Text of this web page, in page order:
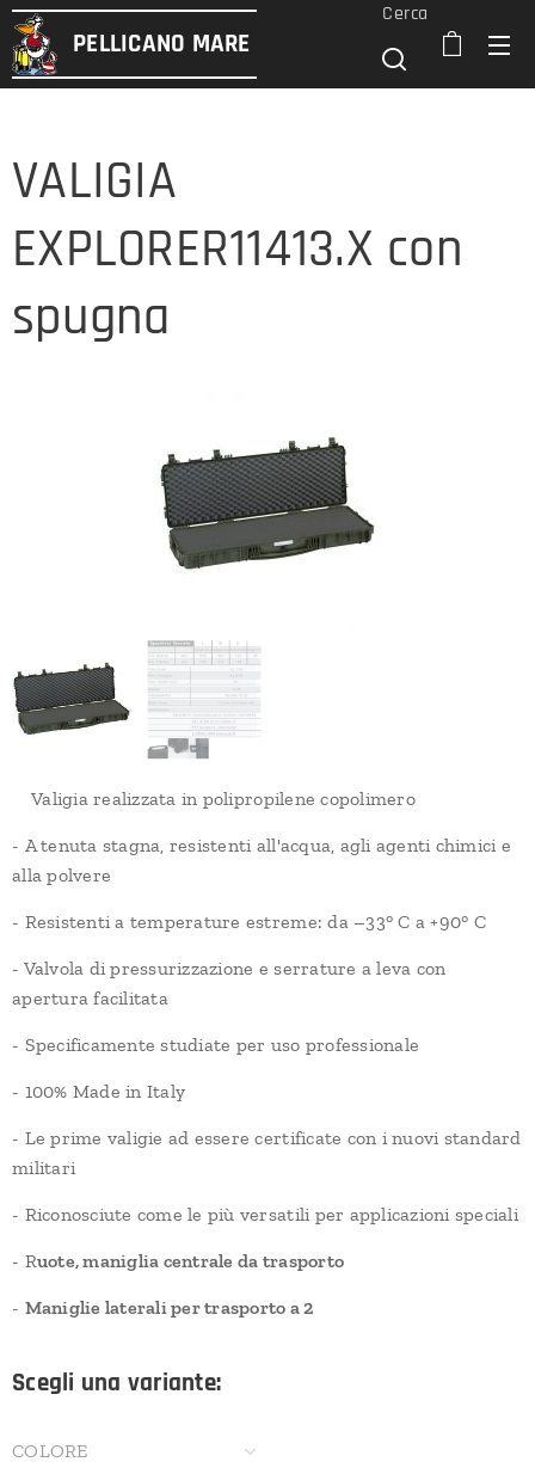
PELLICANO MARE
Cerca
VALIGIA
EXPLORER11413.X con
spugna
Valigia realizzata in polipropilene copolimero
- A tenuta stagna, resistenti all'acqua, agli agenti chimici e
alla polvere
- Resistenti a temperature estreme: da –33° C a +90° C
- Valvola di pressurizzazione e serrature a leva con
apertura facilitata
- Specificamente studiate per uso professionale
- 100% Made in Italy
- Le prime valigie ad essere certificate con i nuovi standard
militari
- Riconosciute come le più versatili per applicazioni speciali
- Ruote, maniglia centrale da trasporto
- Maniglie laterali per trasporto a 2
Scegli una variante:
COLORE